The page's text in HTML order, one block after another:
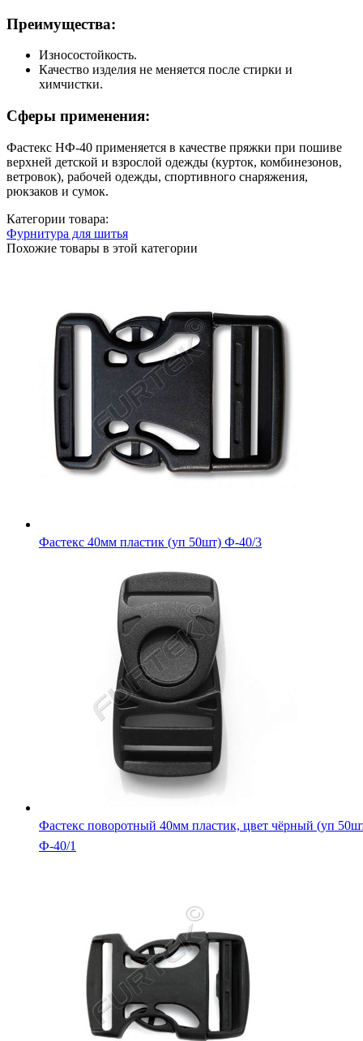
Преимущества:
Износостойкость.
Качество изделия не меняется после стирки и
химчистки.
Сферы применения:
Фастекс НФ-40 применяется в качестве пряжки при пошиве
верхней детской и взрослой одежды (курток, комбинезонов,
ветровок), рабочей одежды, спортивного снаряжения,
рюкзаков и сумок.
Категории товара:
Фурнитура для шитья
Похожие товары в этой категории
Фастекс 40мм пластик (уп 50шт) Ф-40/3
Фастекс поворотный 40мм пластик, цвет чёрный (уп
Ф-40/1